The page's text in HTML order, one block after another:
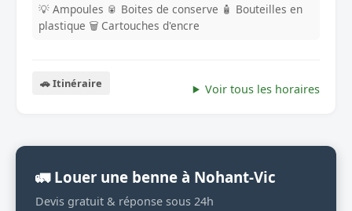
💡 Ampoules 🥫 Boites de conserve 🧴 Bouteilles en
plastique 🗑️ Cartouches d'encre
🚗 Itinéraire Voir tous les horaires
🚛 Louer une benne à Nohant-Vic
Devis gratuit & réponse sous 24h